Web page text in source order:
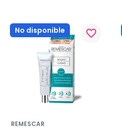
No disponible favorite_border
REMESCAR